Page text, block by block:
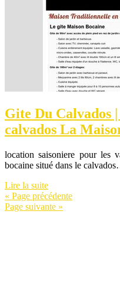
Gite Du Calvados
calvados La
location saisoniere pour les
bocaine situé dans le
Lire la suite
« Page précédente
Page suivante »